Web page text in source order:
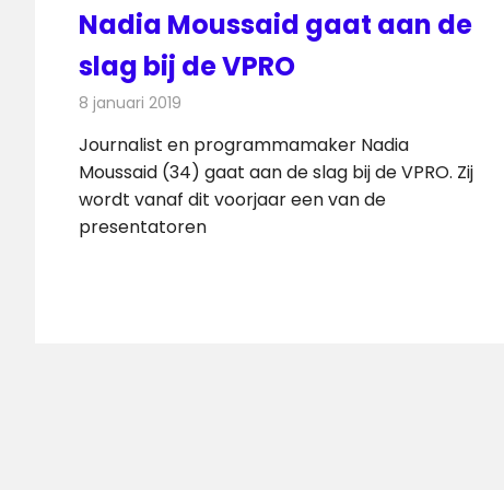
Nadia Moussaid gaat aan de
slag bij de VPRO
8 januari 2019
Journalist en programmamaker Nadia
Moussaid (34) gaat aan de slag bij de VPRO. Zij
wordt vanaf dit voorjaar een van de
presentatoren